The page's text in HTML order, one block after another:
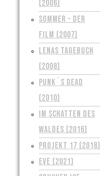
(2006)
SOMMER – DER
FILM (2007)
LENAS TAGEBUCH
(2008)
PUNK´S DEAD
(2010)
IM SCHATTEN DES
WALDES (2016)
PROJEKT 17 (2018)
EVE (2021)